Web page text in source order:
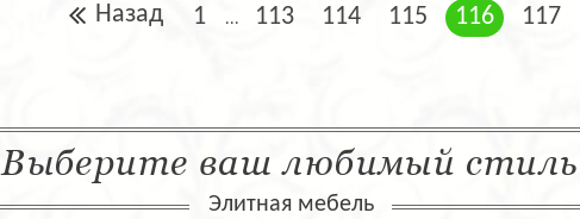
Назад 1 ... 113 114 115 116 117
Выберите ваш любимый стиль
Элитная мебель